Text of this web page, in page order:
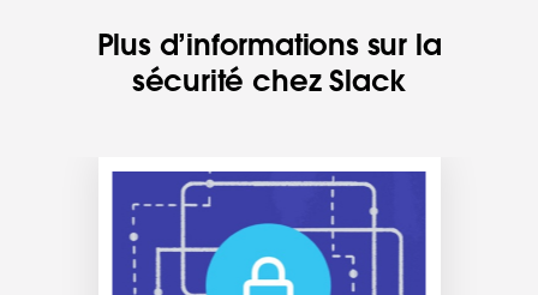
Plus d’informations sur la
sécurité chez Slack